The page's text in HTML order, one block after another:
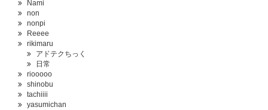
Nami
non
nonpi
Reeee
rikimaru
アドテクちっく
日常
riooooo
shinobu
tachiiii
yasumichan